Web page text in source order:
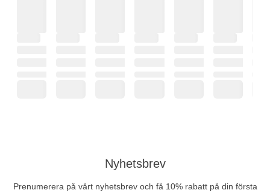
Nyhetsbrev
Prenumerera på vårt nyhetsbrev och få 10% rabatt på din första